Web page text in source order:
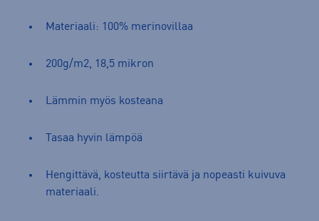
Materiaali: 100% merinovillaa
200g/m2, 18,5 mikron
Lämmin myös kosteana
Tasaa hyvin lämpöä
Hengittävä, kosteutta siirtävä ja nopeasti kuivuva
materiaali.